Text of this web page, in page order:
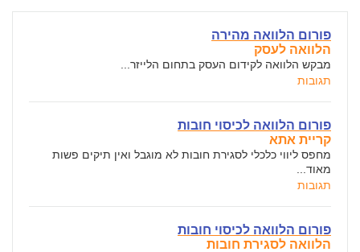
פורום הלוואה מהירה
הלוואה לעסק
מבקש הלוואה לקידום העסק בתחום הלייזר...
תגובות
פורום הלוואה לכיסוי חובות
קריית אתא
מחפס ליווי כלכלי לסגירת חובות לא מוגבל ואין תיקים פשות
מאוד...
תגובות
פורום הלוואה לכיסוי חובות
הלוואה לסגירת חובות